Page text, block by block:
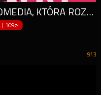
"PÓŁ NA PÓŁ" - CZARNA KOMEDIA, KTÓRA ROZBRAJA ŚMIECHEM.
|109zł
913